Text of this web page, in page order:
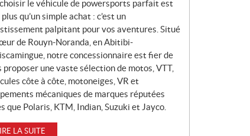
le véhicule de powersports parfait est
qu’un simple achat : c’est un
palpitant pour vos aventures. Situé
de Rouyn-Noranda, en Abitibi-
notre concessionnaire est fier de
proposer une vaste sélection de motos, VTT,
côte à côte, motoneiges, VR et
mécaniques de marques réputées
que Polaris, KTM, Indian, Suzuki et Jayco.
LA SUITE